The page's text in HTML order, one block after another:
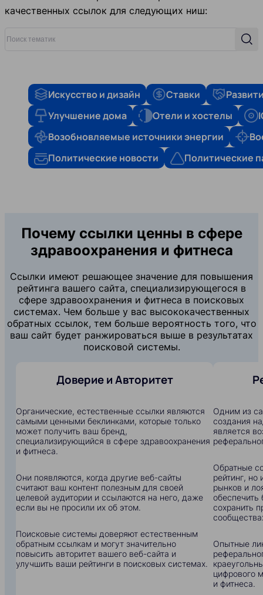
качественных ссылок для следующих ниш:
Искусство и дизайн Ставки
Улучшение дома
Отели и хостелы
Возобновляемые источники энергии
Политические новости
Политические
Почему ссылки ценны в сфере
здравоохранения и фитнеса
Ссылки имеют решающее значение для повышения
рейтинга вашего сайта, специализирующегося в
сфере здравоохранения и фитнеса в поисковых
системах. Чем больше у вас высококачественных
обратных ссылок, тем больше вероятность того, что
ваш сайт будет ранжироваться выше в результатах
поисковой системы.
Доверие и Авторитет
Органические, естественные ссылки являются
самыми ценными беклинками, которые только
может получить ваш бренд,
специализирующийся в сфере здравоохранения
и фитнеса.
Они появляются, когда другие веб-сайты
считают ваш контент полезным для своей
целевой аудитории и ссылаются на него, даже
если вы не просили их об этом.
Поисковые системы доверяют естественным
обратным ссылкам и могут значительно
повысить авторитет вашего веб-сайта и
улучшить ваши рейтинги в поисковых системах.
Одним из
создания
является
Обратные
рейтинг,
рынков и
сохранить
Опытные
цифрового
и фитнеса.